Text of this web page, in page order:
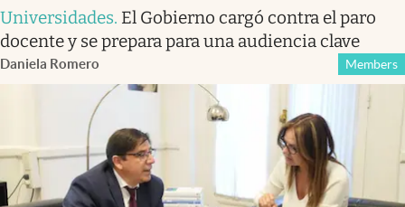
Universidades. El Gobierno cargó contra el paro
docente y se prepara para una audiencia clave
Daniela Romero Members